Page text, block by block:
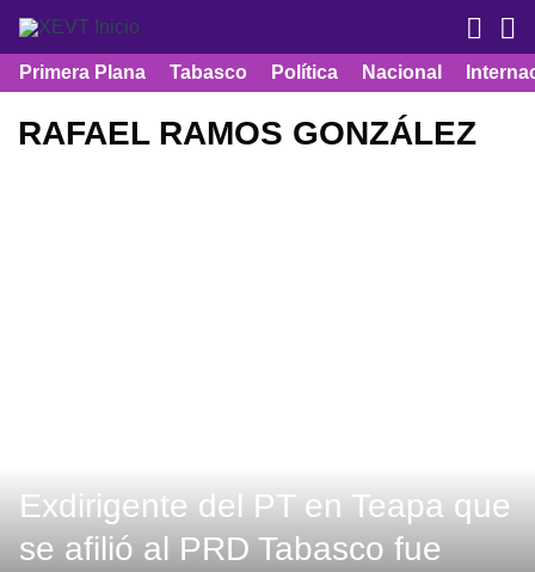
Primera Plana Tabasco Política Nacional
RAFAEL RAMOS GONZÁLEZ
Exdirigente del PT en Teapa que
se afilió al PRD Tabasco fue